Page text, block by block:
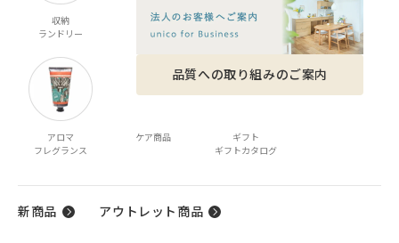
品質への取り組みのご案内
収納
ランドリー
家電 ベビー・キッズ ファッション雑貨
アロマ
フレグランス
ケア商品
ギフト
ギフトカタログ
新商品 アウトレット商品